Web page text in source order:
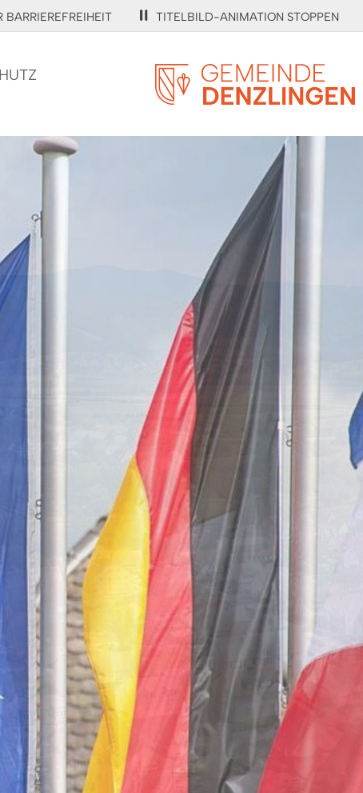
BARRIEREFREIHEIT TITELBILD-ANIMATION STOPPEN